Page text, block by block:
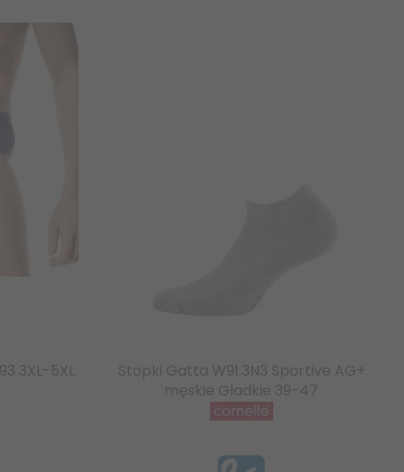
3XL-5XL
Stopki Gatta W91.3N3 Sportive AG+
męskie Gładkie 39-47